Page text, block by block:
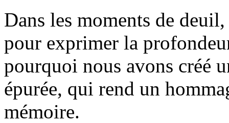
Dans les moments de
pour exprimer la
pourquoi nous avons créé
épurée, qui rend un
mémoire.